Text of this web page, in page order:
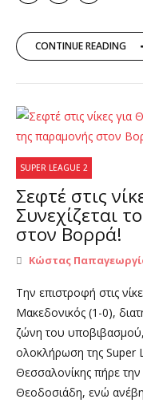
CONTINUE READING
SUPER LEAGUE 2
Σεφτέ στις
Συνεχίζεται
στον Βορρά!
Κώστας
Την επιστροφή στις
Μακεδονικός (1-0),
ζώνη του υποβιβασμού,
ολοκλήρωση της Super
Θεσσαλονίκης πήρε
Θεοδοσιάδη, ενώ